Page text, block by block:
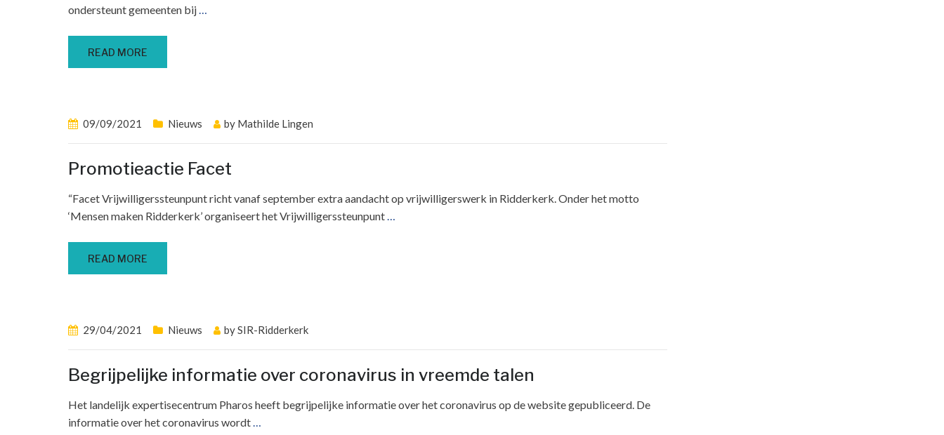
ondersteunt gemeenten bij…
READ MORE
09/09/2021 Nieuws by Mathilde Lingen
Promotieactie Facet
“Facet Vrijwilligerssteunpunt richt vanaf september extra aandacht op vrijwilligerswerk in Ridderkerk. Onder het motto
‘Mensen maken Ridderkerk’ organiseert het Vrijwilligerssteunpunt…
READ MORE
29/04/2021 Nieuws bySIR-Ridderkerk
Begrijpelijke informatie over coronavirus in vreemde talen
Het landelijk expertisecentrum Pharos heeft begrijpelijke informatie over het coronavirus op de website gepubliceerd. De
informatie over het coronavirus wordt…